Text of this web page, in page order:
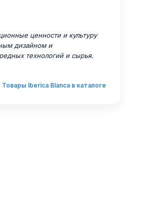
ценности и культуру
дизайном и
технологий и сырья.
Товары Iberica Blanca в каталоге